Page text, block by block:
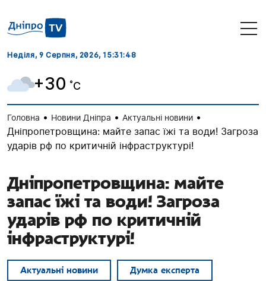
Неділя, 9 Серпня, 2026, 15:31:48
+30 ˚C
Головна • Новини Дніпра • Актуальні новини •
Дніпропетровщина: майте запас їжі та води! Загроза
ударів рф по критичній інфраструктурі!
Дніпропетровщина: майте
запас їжі та води! Загроза
ударів рф по критичній
інфраструктурі!
Актуальні новини Думка експерта